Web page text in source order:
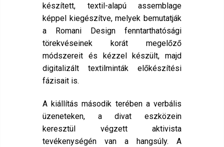
készített, textil-alapú assemblage
képpel kiegészítve, melyek bemutatják
a Romani Design fenntarthatósági
törekvéseinek korát megelőző
módszereit és kézzel készült, majd
digitalizált textilminták előkészítési
fázisait is.
A kiállítás második terében a verbális
üzeneteken, a divat eszközein
keresztül végzett aktivista
tevékenységén van a hangsúly. A